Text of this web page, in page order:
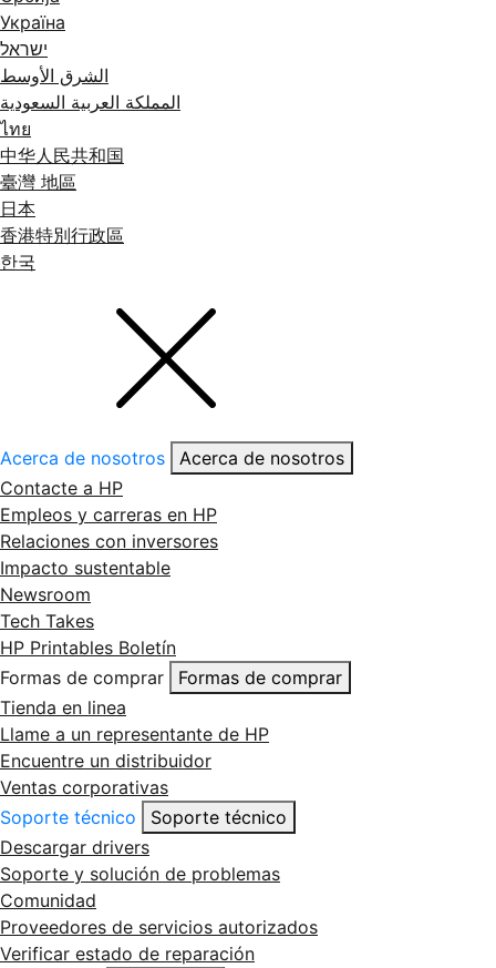
Україна
ישראל
الشرق الأوسط
المملكة العربية السعودية
ไทย
中华人民共和国
臺灣 地區
日本
香港特別行政區
한국
Acerca de nosotros
Acerca de nosotros
Contacte a HP
Empleos y carreras en HP
Relaciones con inversores
Impacto sustentable
Newsroom
Tech Takes
HP Printables Boletín
Formas de comprar
Formas de comprar
Tienda en linea
Llame a un representante de HP
Encuentre un distribuidor
Ventas corporativas
Soporte técnico
Soporte técnico
Descargar drivers
Soporte y solución de problemas
Comunidad
Proveedores de servicios autorizados
Verificar estado de reparación